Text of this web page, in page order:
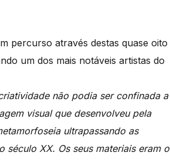
percurso através destas quase oito
um dos mais notáveis artistas do
não podia ser confinada a
visual que desenvolveu pela
ultrapassando as
XX. Os seus materiais eram o